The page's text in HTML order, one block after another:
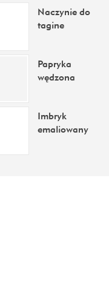
Naczynie do
tagine
Papryka
wędzona
Imbryk
emaliowany